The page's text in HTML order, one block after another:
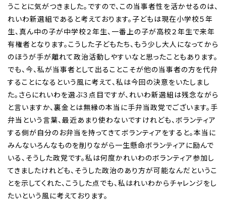
うことに気がつきました。ですので、この当事者性を活かせるのは、
れいわ新選組であると考えております。子どもは現在小学校５年
生、真ん中の子が中学校２年生、一番上の子が高校２年生で来年
有権者となります。こうした子どもたち、もう少し大人になってから
のほうが手が離れて政治活動しやすいなと思ったこともあります。
でも、今、私が当事者として出ることこそが他の当事者の方を代弁
することになるという風に考えて、私は今回の決意をいたしまし
た。さらにれいわを選ぶ３点目ですが、れいわ新選組は残念ながら
と言いますか、裏金とは無縁の本当に手弁当政党でございます。手
弁当という言葉、最近あまり使わないですけれども、ボランティア
する側が自分のお弁当を持ってきてボランティアをすると。本当に
みんないろんなものを削りながら一生懸命ボランティアに励んで
いる、そうした政党です。私は何度かれいわのボランティア参加し
てきましたけれども、そうした政治のあり方が可能なんだというこ
とを示してくれた、こうした点でも、私はれいわからチャレンジをし
たいという風に考えております。